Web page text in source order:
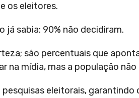
os eleitores.
já sabia: 90% não decidiram.
são percentuais que
mídia, mas a população não
eleitorais, garantindo